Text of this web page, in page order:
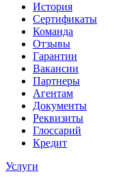
История
Сертификаты
Команда
Отзывы
Гарантии
Вакансии
Партнеры
Агентам
Документы
Реквизиты
Глоссарий
Кредит
Услуги